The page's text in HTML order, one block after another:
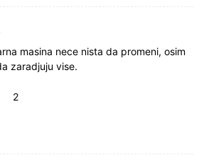
masina nece nista da promeni, osim
zaradjuju vise.
2